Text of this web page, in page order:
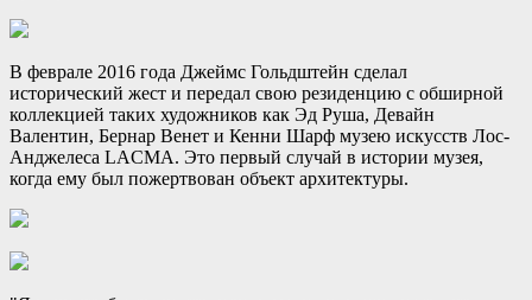
В феврале 2016 года Джеймс Гольдштейн сделал
исторический жест и передал свою резиденцию с обширной
коллекцией таких художников как Эд Руша, Девайн
Валентин, Бернар Венет и Кенни Шарф музею искусств Лос-
Анджелеса LACMA. Это первый случай в истории музея,
когда ему был пожертвован объект архитектуры.